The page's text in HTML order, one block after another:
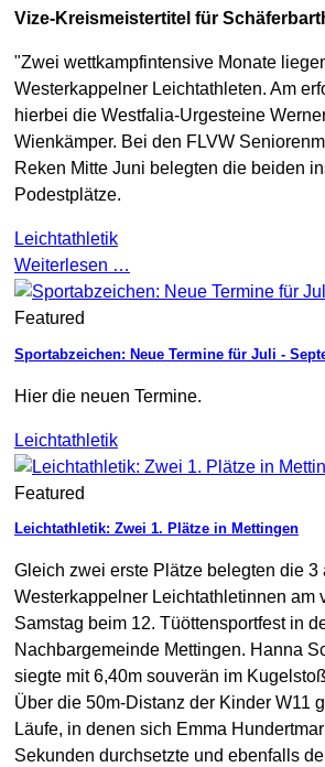
Vize-Kreismeistertitel für
"Zwei wettkampfintensive Monate
Westerkappelner Leichtathleten. Am
hierbei die Westfalia-Urgesteine
Wienkämper. Bei den FLVW
Reken Mitte Juni belegten die beiden
Podestplätze.
Leichtathletik
Weiterlesen …
Featured
Sportabzeichen: Neue Termine für Juli -
Hier die neuen Termine.
Leichtathletik
Featured
Leichtathletik: Zwei 1. Plätze in Mettingen
Gleich zwei erste Plätze belegten die 3
Westerkappelner Leichtathletinnen am
Samstag beim 12. Tüöttensportfest in
Nachbargemeinde Mettingen. Hanna
siegte mit 6,40m souverän im
Über die 50m-Distanz der Kinder W11
Läufe, in denen sich Emma
Sekunden durchsetzte und ebenfalls